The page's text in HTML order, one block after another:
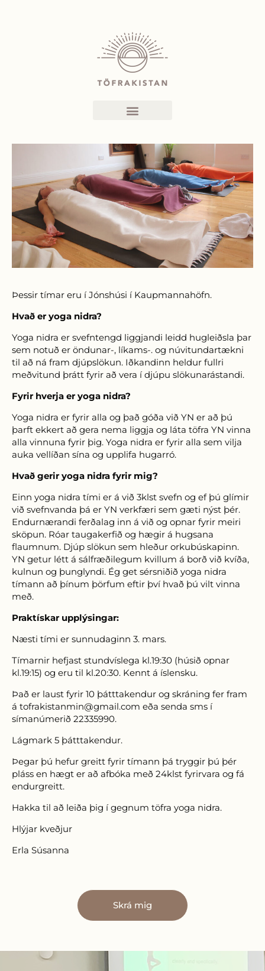
YOGA NIDRA Í
JÓNSHÚSI
Þessir tímar eru í Jónshúsi í Kaupmannahöfn.
Hvað er yoga nidra?
Yoga nidra er svefntengd liggjandi leidd hugleiðsla þar
sem notuð er öndunar-, líkams-. og núvitundartækni
til að ná fram djúpslökun. Iðkandinn heldur fullri
meðvitund þrátt fyrir að vera í djúpu slökunarástandi.
Fyrir hverja er yoga nidra?
Yoga nidra er fyrir alla og það góða við YN er að þú
þarft ekkert að gera nema liggja og láta töfra YN vinna
alla vinnuna fyrir þig. Yoga nidra er fyrir alla sem vilja
auka vellíðan sína og upplifa hugarró.
Hvað gerir yoga nidra fyrir mig?
Einn yoga nidra tími er á við 3klst svefn og ef þú glímir
við svefnvanda þá er YN verkfæri sem gæti nýst þér.
Endurnærandi ferðalag inn á við og opnar fyrir meiri
sköpun. Róar taugakerfið og hægir á hugsana
flaumnum. Djúp slökun sem hleður orkubúskapinn.
YN getur létt á sálfræðilegum kvillum á borð við kvíða,
kulnun og þunglyndi. Ég get sérsniðið yoga nidra
tímann að þínum þörfum eftir því hvað þú vilt vinna
með.
Praktískar upplýsingar:
Næsti tími er sunnudaginn 3. mars.
Tímarnir hefjast stundvíslega kl.19:30 (húsið opnar
kl.19:15) og eru til kl.20:30. Kennt á íslensku.
Það er laust fyrir 10 þátttakendur og skráning fer fram
á tofrakistanmin@gmail.com eða senda sms í
símanúmerið 22335990.
Lágmark 5 þátttakendur.
Þegar þú hefur greitt fyrir tímann þá tryggir þú þér
pláss en hægt er að afbóka með 24klst fyrirvara og fá
endurgreitt.
Hakka til að leiða þig í gegnum töfra yoga nidra.
Hlýjar kveðjur
Erla Súsanna
Skrá mig